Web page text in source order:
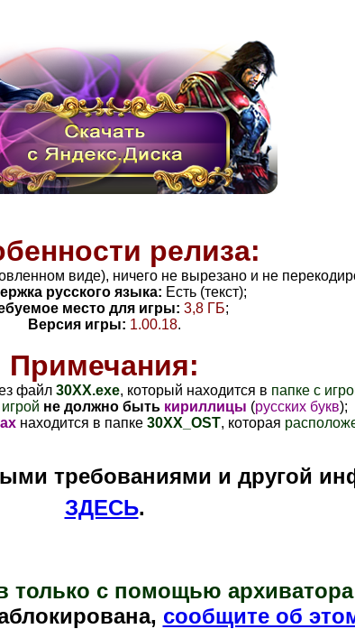
релиза:
виде), ничего не вырезано и не
русского языка: Есть (текст);
место для игры: 3,8 ГБ;
Версия игры: 1.00.18.
Примечания:
файл 30XX.exe, который находится в папке с
не должно быть кириллицы (русских букв);
находится в папке 30XX_OST, которая
требованиями и другой
ЗДЕСЬ.
только с помощью архиватора
сообщите об